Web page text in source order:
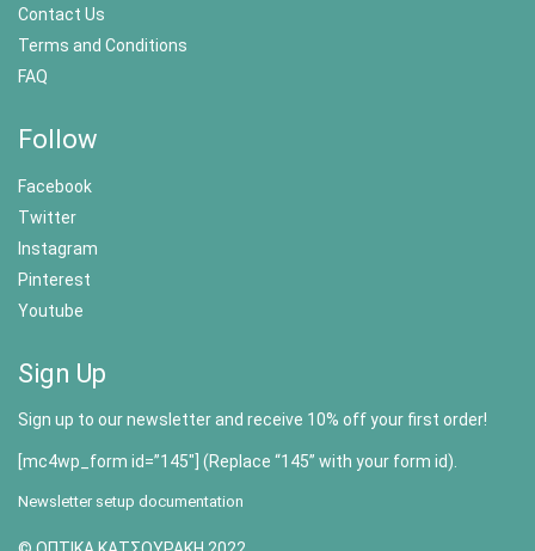
Contact Us
Terms and Conditions
FAQ
Follow
Facebook
Twitter
Instagram
Pinterest
Youtube
Sign Up
Sign up to our newsletter and receive 10% off your first order!
[mc4wp_form id=”145″] (Replace “145” with your form id).
Newsletter setup documentation